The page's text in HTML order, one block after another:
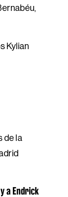
Kylian
de la
a Endrick